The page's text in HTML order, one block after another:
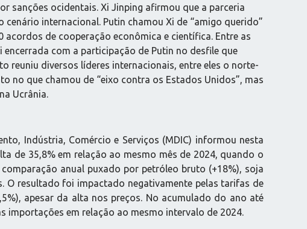
sanções ocidentais. Xi Jinping afirmou que a parceria
internacional. Putin chamou Xi de “amigo querido”
de cooperação econômica e científica. Entre as
com a participação de Putin no desfile que
reuniu diversos líderes internacionais, entre eles o norte-
no que chamou de “eixo contra os Estados Unidos”, mas
Ucrânia.
Indústria, Comércio e Serviços (MDIC) informou nesta
de 35,8% em relação ao mesmo mês de 2024, quando o
anual puxado por petróleo bruto (+18%), soja
O resultado foi impactado negativamente pelas tarifas de
apesar da alta nos preços. No acumulado do ano até
importações em relação ao mesmo intervalo de 2024.